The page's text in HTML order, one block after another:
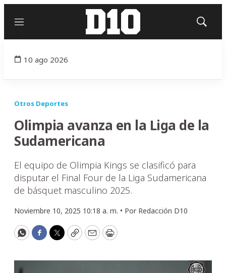
Menú
Mostrar
10 ago 2026
Otros Deportes
Olimpia avanza en la Liga de la
Sudamericana
El equipo de Olimpia Kings se clasificó para
disputar el Final Four de la Liga Sudamericana
de básquet masculino 2025.
Noviembre 10, 2025 10:18 a. m. • Por Redacción D10
WhatsApp
Facebook
Twitter
CopyEmailPrint